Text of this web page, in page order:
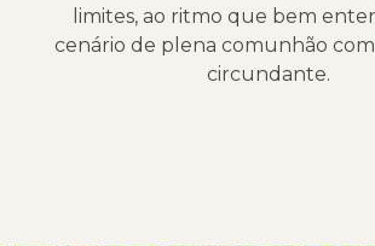
limites, ao ritmo que bem
cenário de plena comunhão
circundante.